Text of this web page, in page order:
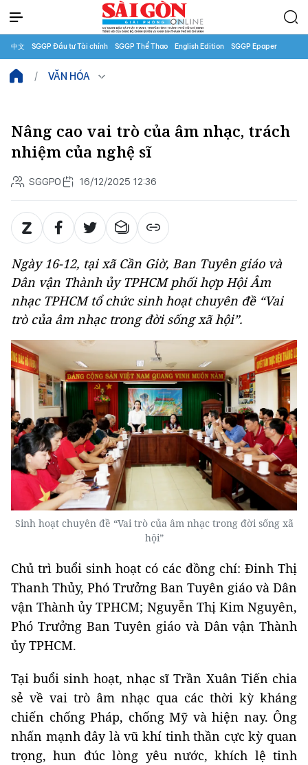
中文 SGGP Đầu tư Tài chính SGGP Thể Thao English Edition SGGP Epaper
VĂN HÓA
Nâng cao vai trò của âm nhạc, trách
nhiệm của nghệ sĩ
SGGPO 16/12/2025 12:36
Ngày 16-12, tại xã Cần Giờ, Ban Tuyên giáo và
Dân vận Thành ủy TPHCM phối hợp Hội Âm
nhạc TPHCM tổ chức sinh hoạt chuyên đề “Vai
trò của âm nhạc trong đời sống xã hội”.
Sinh hoạt chuyên đề “Vai trò của âm nhạc trong đời sống xã
hội”
Chủ trì buổi sinh hoạt có các đồng chí: Đinh Thị
Thanh Thủy, Phó Trưởng Ban Tuyên giáo và Dân
vận Thành ủy TPHCM; Nguyễn Thị Kim Nguyên,
Phó Trưởng Ban Tuyên giáo và Dân vận Thành
ủy TPHCM.
Tại buổi sinh hoạt, nhạc sĩ Trần Xuân Tiến chia
sẻ về vai trò âm nhạc qua các thời kỳ kháng
chiến chống Pháp, chống Mỹ và hiện nay. Ông
nhấn mạnh đây là vũ khí tinh thần cực kỳ quan
trọng, hun đúc lòng yêu nước, khích lệ tinh